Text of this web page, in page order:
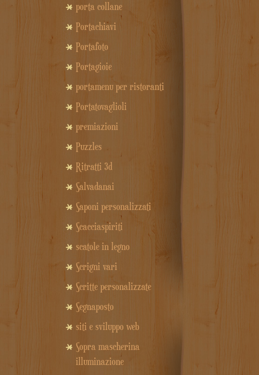
porta collane
Portachiavi
Portafoto
Portagioie
portamenu per ristoranti
Portatovaglioli
premiazioni
Puzzles
Ritratti 3d
Salvadanai
Saponi personalizzati
Scacciaspiriti
scatole in legno
Scrigni vari
Scritte personalizzate
Segnaposto
siti e sviluppo web
Sopra mascherina
illuminazione